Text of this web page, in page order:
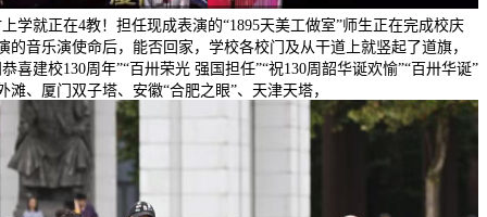
学就正在4教！担任现成表演的“1895天美工做室”师生正在完成校庆
的音乐演使命后，能否回家，学校各校门及从干道上就竖起了道旗，
喜建校130周年”“百卅荣光 强国担任”“祝130周韶华诞欢愉”“百卅华诞”
、厦门双子塔、安徽“合肥之眼”、天津天塔，